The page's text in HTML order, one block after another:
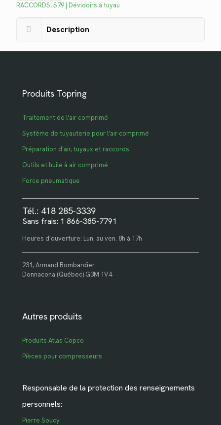
RACCORDS,S79 | Dévidoirs à tuyau
Description
Produits Topring
Traitement de l'air comprimé
Système de tuyauterie pour l'air comprimé
Préparation d'air, tuyaux et raccords
Outils et huile à air comprimé
Force pneumatique
Tél.: 418 285-3339
Sans frais: 1 866-385-7791
Heures d'ouverture: Lun. au ven. 8h à 17h
231, Armand Bombardier
Donnacona (Québec) G3M 1V4
Autres produits
Produits Atlas Copco
Pièces pour compresseurs
Responsable de la protection des renseignements
personnels:
Pierre Soucy